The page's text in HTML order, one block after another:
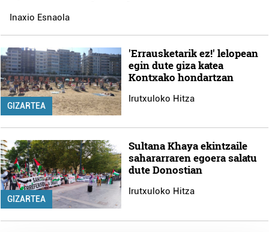
Inaxio Esnaola
GIZARTEA
'Errausketarik ez!' lelopean
egin dute giza katea
Kontxako hondartzan
Irutxuloko Hitza
GIZARTEA
Sultana Khaya ekintzaile
sahararraren egoera salatu
dute Donostian
Irutxuloko Hitza